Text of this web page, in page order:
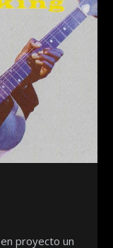
proyecto un